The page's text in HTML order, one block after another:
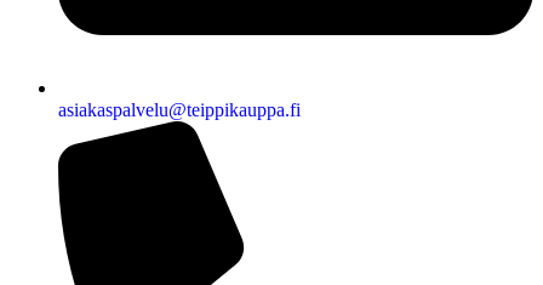
asiakaspalvelu@teippikauppa.fi